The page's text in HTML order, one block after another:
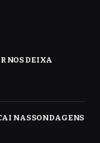
NOS DEIXA
NAS SONDAGENS